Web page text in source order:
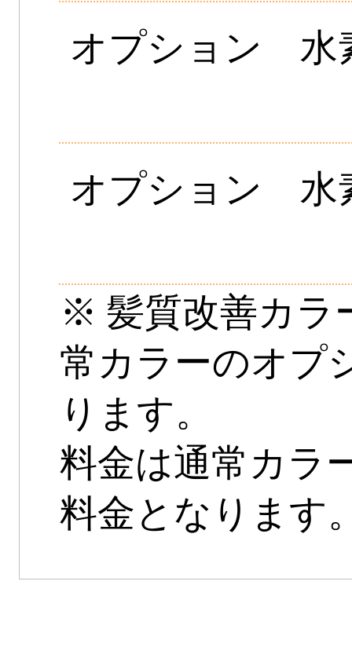
オプション 水
オプション 水
※ 髪質改善カラ
常カラーのオプ
ります。
料金は通常カラ
料金となります